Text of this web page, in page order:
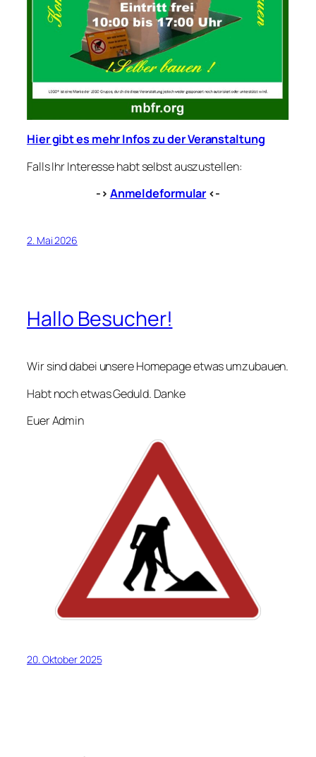
Hier gibt es mehr Infos zu der Veranstaltung
Falls Ihr Interesse habt selbst auszustellen:
-> Anmeldeformular <-
2. Mai 2026
Hallo Besucher!
Wir sind dabei unsere Homepage etwas umzubauen.
Habt noch etwas Geduld. Danke
Euer Admin
20. Oktober 2025